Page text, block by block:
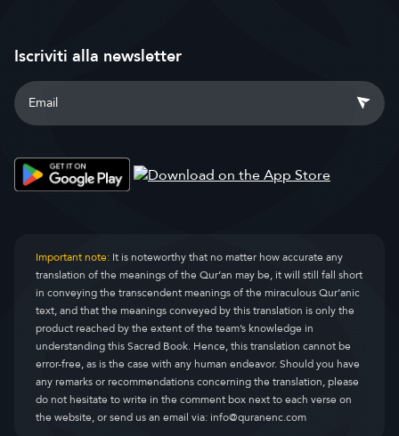
Iscriviti alla newsletter
Important note:It is noteworthy that no matter how accurate any
translation of the meanings of the Qur’an may be, it will still fall short
in conveying the transcendent meanings of the miraculous Qur’anic
text, and that the meanings conveyed by this translation is only the
product reached by the extent of the team’s knowledge in
understanding this Sacred Book. Hence, this translation cannot be
error-free, as is the case with any human endeavor. Should you have
any remarks or recommendations concerning the translation, please
do not hesitate to write in the comment box next to each verse on
the website, or send us an email via:info@quranenc.com